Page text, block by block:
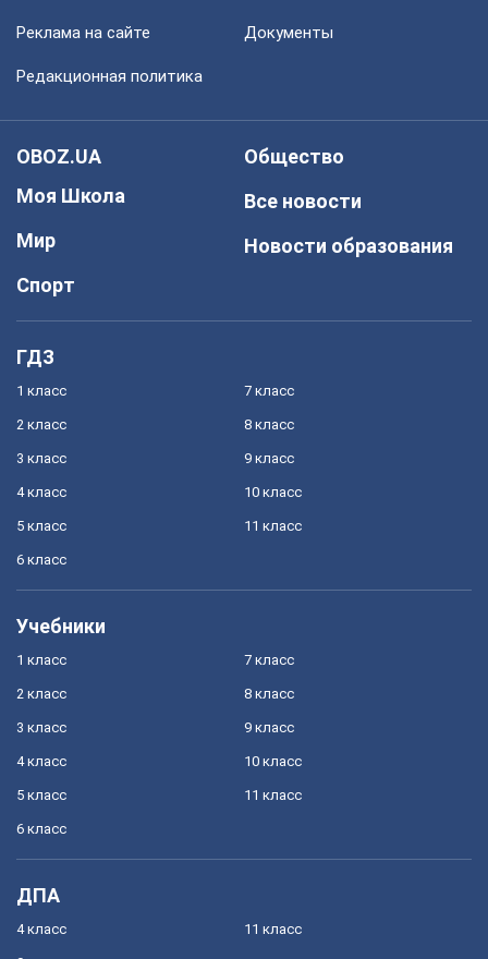
Реклама на сайте Документы
Редакционная политика
OBOZ.UA
Моя Школа
Мир
Спорт
Общество
Все новости
Новости образования
ГДЗ
1 класс
2 класс
3 класс
4 класс
5 класс
6 класс
7 класс
8 класс
9 класс
10 класс
11 класс
Учебники
1 класс
2 класс
3 класс
4 класс
5 класс
6 класс
7 класс
8 класс
9 класс
10 класс
11 класс
ДПА
4 класс 11 класс